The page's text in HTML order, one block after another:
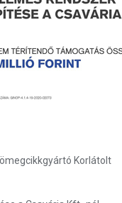
Korlátolt